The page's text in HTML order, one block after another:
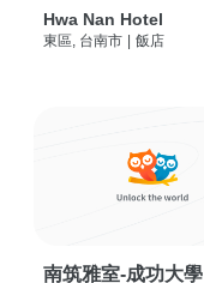
Hwa Nan Hotel
東區, 台南市 | 飯店
南筑雅室-成功大學